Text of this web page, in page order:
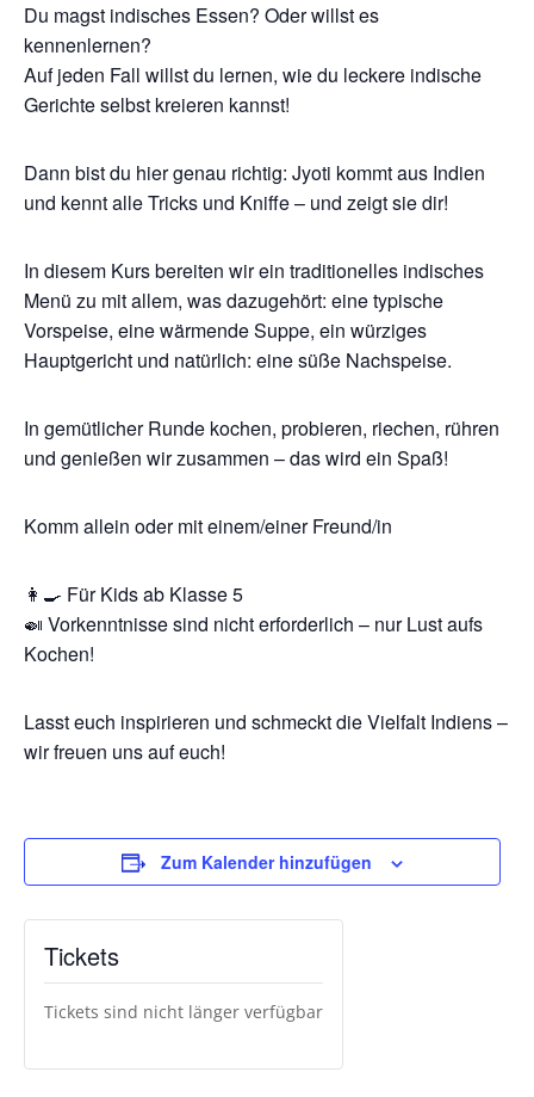
Du magst indisches Essen? Oder willst es
kennenlernen?
Auf jeden Fall willst du lernen, wie du leckere indische
Gerichte selbst kreieren kannst!
Dann bist du hier genau richtig: Jyoti kommt aus Indien
und kennt alle Tricks und Kniffe – und zeigt sie dir!
In diesem Kurs bereiten wir ein traditionelles indisches
Menü zu mit allem, was dazugehört: eine typische
Vorspeise, eine wärmende Suppe, ein würziges
Hauptgericht und natürlich: eine süße Nachspeise.
In gemütlicher Runde kochen, probieren, riechen, rühren
und genießen wir zusammen – das wird ein Spaß!
Komm allein oder mit einem/einer Freund/in
👩‍🍳 Für Kids ab Klasse 5
🍛 Vorkenntnisse sind nicht erforderlich – nur Lust aufs
Kochen!
Lasst euch inspirieren und schmeckt die Vielfalt Indiens –
wir freuen uns auf euch!
Zum Kalender hinzufügen
Tickets
Tickets sind nicht länger verfügbar